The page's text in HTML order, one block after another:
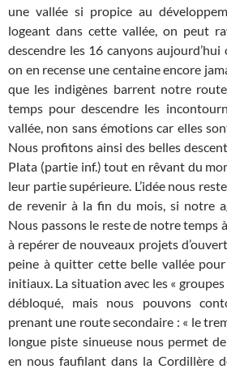
une vallée si propice au
logeant dans cette vallée, on peut
descendre les 16 canyons
on en recense une centaine encore
que les indigènes barrent notre
temps pour descendre les
vallée, non sans émotions car elles
Nous profitons ainsi des belles
Plata (partie inf.) tout en rêvant du
leur partie supérieure. L’idée nous
de revenir à la fin du mois, si notre
Nous passons le reste de notre temps
à repérer de nouveaux projets
peine à quitter cette belle vallée
initiaux. La situation avec les « groupes
débloqué, mais nous pouvons
prenant une route secondaire : « le
longue piste sinueuse nous permet
en nous faufilant dans la Cordillère